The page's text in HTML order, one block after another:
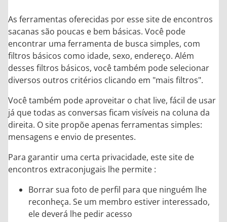
As ferramentas oferecidas por esse site de encontros
sacanas são poucas e bem básicas. Você pode
encontrar uma ferramenta de busca simples, com
filtros básicos como idade, sexo, endereço. Além
desses filtros básicos, você também pode selecionar
diversos outros critérios clicando em "mais filtros".
Você também pode aproveitar o chat live, fácil de usar
já que todas as conversas ficam visíveis na coluna da
direita. O site propõe apenas ferramentas simples:
mensagens e envio de presentes.
Para garantir uma certa privacidade, este site de
encontros extraconjugais lhe permite :
Borrar sua foto de perfil para que ninguém lhe
reconheça. Se um membro estiver interessado,
ele deverá lhe pedir acesso